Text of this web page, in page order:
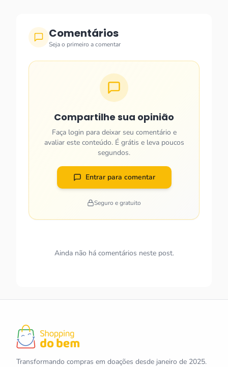
Comentários
Seja o primeiro a comentar
Compartilhe sua opinião
Faça login para deixar seu comentário e
avaliar este conteúdo. É grátis e leva poucos
segundos.
Entrar para comentar
Seguro e gratuito
Ainda não há comentários neste post.
Transformando compras em doações desde janeiro de 2025.